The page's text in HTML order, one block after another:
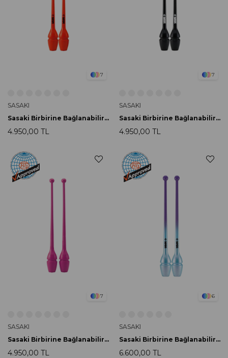
7
SASAKI
Sasaki Birbirine Bağlanabilir Labut 44cm M-34H-F BRR
4.950,00 TL
7
SASAKI
Sasaki Birbirine Bağlanabilir Labut 44cm M-34H-F B
4.950,00 TL
7
SASAKI
Sasaki Birbirine Bağlanabilir Labut 44cm M-34H RS
4.950,00 TL
6
SASAKI
Sasaki Birbirine Bağlanabilir Labut 44cm M-34GH-F PPxLIBU
6.600,00 TL